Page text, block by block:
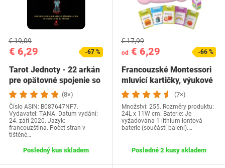
€ 6,29
€ 19,09
-67 %
Tarot Jednoty - 22 arkán
pre opätovné spojenie so
sebou…
(8×)
Číslo ASIN: B087647NF7.
Vydavatel: TANA. Datum vydání:
24. září 2020. Jazyk:
francouzština. Počet stran v
tištěné…
Posledný kus skladem
od € 6,29
€ 17,99
-66 %
Francouzské Montessori
mluvicí kartičky, výukové
kartičky…
(7×)
Množství: 255. Rozměry produktu:
24L x 11W cm. Baterie: Je
vyžadována 1 lithium-iontová
baterie (součástí balení).…
Posledné 2 kusy skladem